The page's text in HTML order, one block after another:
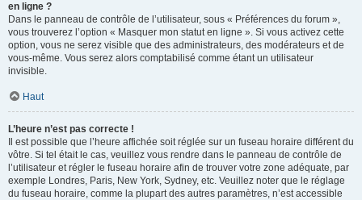
en ligne ?
Dans le panneau de contrôle de l’utilisateur, sous « Préférences du forum »,
vous trouverez l’option « Masquer mon statut en ligne ». Si vous activez cette
option, vous ne serez visible que des administrateurs, des modérateurs et de
vous-même. Vous serez alors comptabilisé comme étant un utilisateur
invisible.
Haut
L’heure n’est pas correcte !
Il est possible que l’heure affichée soit réglée sur un fuseau horaire différent du
vôtre. Si tel était le cas, veuillez vous rendre dans le panneau de contrôle de
l’utilisateur et régler le fuseau horaire afin de trouver votre zone adéquate, par
exemple Londres, Paris, New York, Sydney, etc. Veuillez noter que le réglage
du fuseau horaire, comme la plupart des autres paramètres, n’est accessible